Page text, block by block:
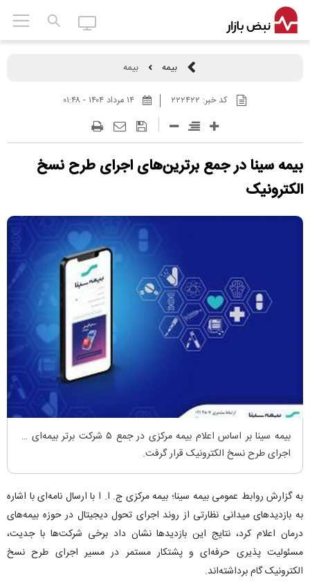
بیمه بیمه
کد خبر: ۲۲۲۴۲۲
بیمه سینا در جمع برترین‌های اجرای طرح نسخ
الکترونیک
بیمه سینا بر اساس اعلام بیمه مرکزی در جمع ۵ شرکت برتر بیمه‌ای در
اجرای طرح نسخ الکترونیک قرار گرفت.
به گزارش روابط عمومی بیمه سینا؛ بیمه مرکزی ج. ا. ا با ارسال نامه‌ای با اشاره
به بازدید‌های میدانی نظارتی از روند اجرای تحول دیجیتال در حوزه بیمه‌های
درمان اعلام کرد، نتایج این بازدید‌ها نشان داد برخی شرکت‌ها با جدیت،
مسئولیت پذیری حرفه‌ای و پشتکار مستمر در مسیر اجرای طرح نسخ
الکترونیک گام برداشته‌اند.